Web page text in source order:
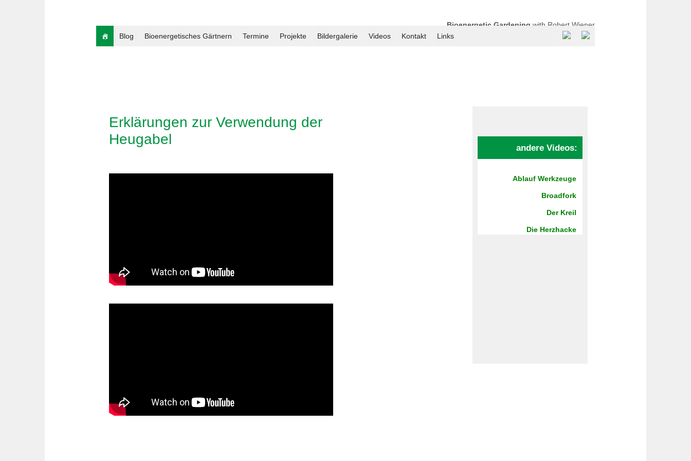
Bioenergetic Gardening with Robert Wiener
Tamera Healing Biotope, Reliquias, Portugal
Blog Bioenergetisches Gärtnern Termine Projekte Bildergalerie Videos Kontakt Links
Erklärungen zur Verwendung der
Heugabel
andere Videos:
Ablauf Werkzeuge
Broadfork
Der Kreil
Die Herzhacke